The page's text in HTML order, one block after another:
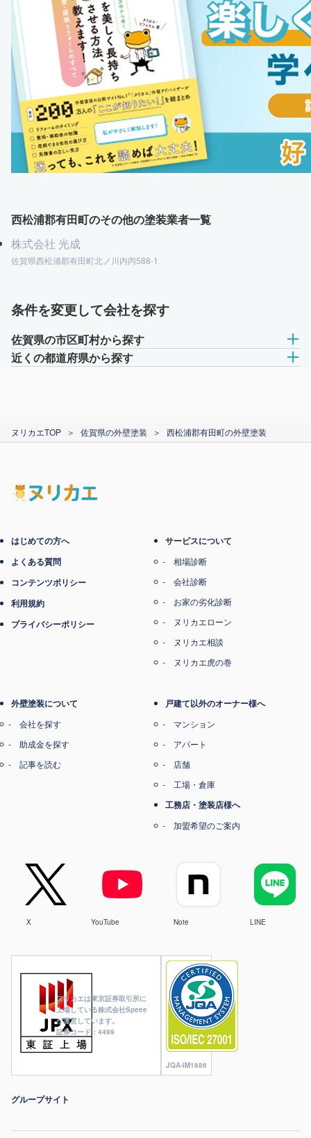
西松浦郡有田町のその他の塗装業者一覧
株式会社 光成
佐賀県西松浦郡有田町北ノ川内丙588-1
条件を変更して会社を探す
佐賀県の市区町村から探す
近くの都道府県から探す
ヌリカエTOP ＞ 佐賀県の外壁塗装 ＞ 西松浦郡有田町の外壁塗装
ヌリカエは東京証券取引所に
上場している株式会社Speee
が運営しています。
証券コード：4499
JQA-IM1686
はじめての方へ
よくある質問
コンテンツポリシー
利用規約
プライバシーポリシー
サービスについて
相場診断
会社診断
お家の劣化診断
ヌリカエローン
ヌリカエ相談
ヌリカエ虎の巻
外壁塗装について
会社を探す
助成金を探す
記事を読む
戸建て以外のオーナー様へ
マンション
アパート
店舗
工場・倉庫
工務店・塗装店様へ
加盟希望のご案内
X YouTube Note LINE
グループサイト